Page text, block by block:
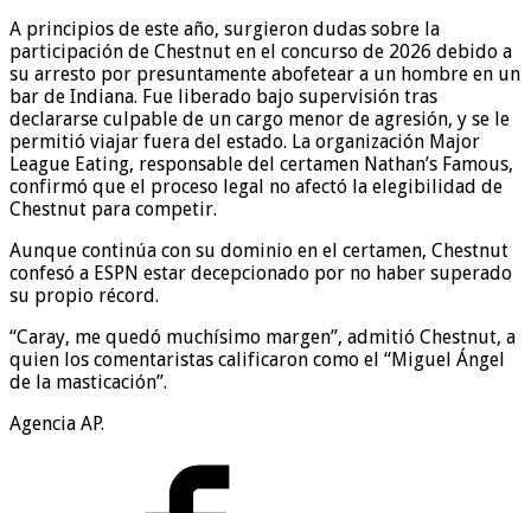
A principios de este año, surgieron dudas sobre la
participación de Chestnut en el concurso de 2026 debido a
su arresto por presuntamente abofetear a un hombre en un
bar de Indiana. Fue liberado bajo supervisión tras
declararse culpable de un cargo menor de agresión, y se le
permitió viajar fuera del estado. La organización Major
League Eating, responsable del certamen Nathan’s Famous,
confirmó que el proceso legal no afectó la elegibilidad de
Chestnut para competir.
Aunque continúa con su dominio en el certamen, Chestnut
confesó a ESPN estar decepcionado por no haber superado
su propio récord.
“Caray, me quedó muchísimo margen”, admitió Chestnut, a
quien los comentaristas calificaron como el “Miguel Ángel
de la masticación”.
Agencia AP.